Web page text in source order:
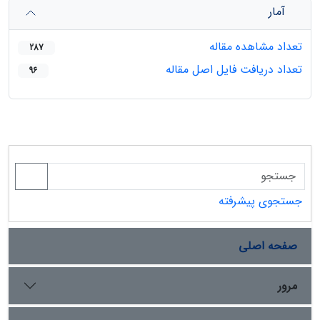
آمار
تعداد مشاهده مقاله
287
تعداد دریافت فایل اصل مقاله 96
جستجوی پیشرفته
صفحه اصلی
مرور